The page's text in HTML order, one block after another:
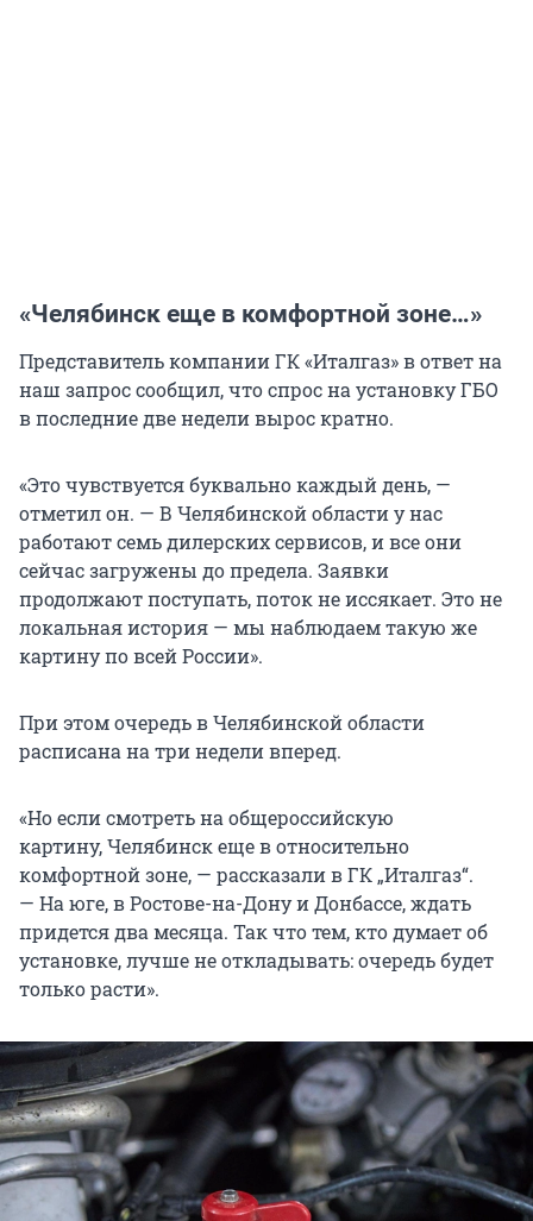
«Челябинск еще в комфортной зоне…»
Представитель компании ГК «Италгаз» в ответ на
наш запрос сообщил, что спрос на установку ГБО
в последние две недели вырос кратно.
«Это чувствуется буквально каждый день, —
отметил он. — В Челябинской области у нас
работают семь дилерских сервисов, и все они
сейчас загружены до предела. Заявки
продолжают поступать, поток не иссякает. Это не
локальная история — мы наблюдаем такую же
картину по всей России».
При этом очередь в Челябинской области
расписана на три недели вперед.
«Но если смотреть на общероссийскую
картину, Челябинск еще в относительно
комфортной зоне, — рассказали в ГК „Италгаз“.
— На юге, в Ростове-на-Дону и Донбассе, ждать
придется два месяца. Так что тем, кто думает об
установке, лучше не откладывать: очередь будет
только расти».